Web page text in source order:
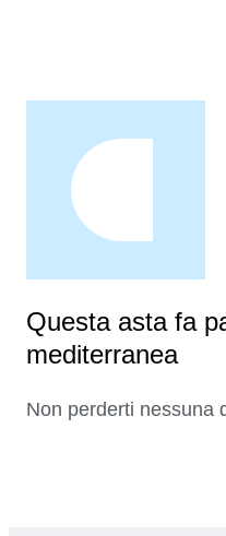
Questa asta fa
mediterranea
Non perderti nessuna